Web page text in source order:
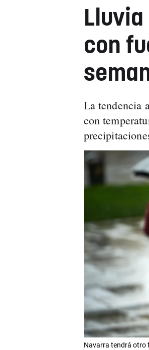
con
La tendencia
con
Navarra tendrá otro